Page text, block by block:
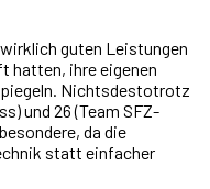
guten Leistungen
hatten, ihre eigenen
Nichtsdestotrotz
und 26 (Team SFZ-
da die
statt einfacher